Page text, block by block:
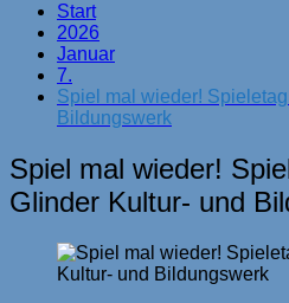
Start
2026
Januar
7.
Spiel mal wieder!
Bildungswerk
Spiel mal wieder!
Glinder Kultur- und